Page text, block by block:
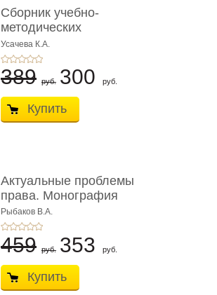
Сборник учебно-
методических
материалов по кур ...
Усачева К.А.
389 руб. 300 руб.
Купить
Актуальные проблемы
права. Монография
Рыбаков В.А.
459 руб. 353 руб.
Купить